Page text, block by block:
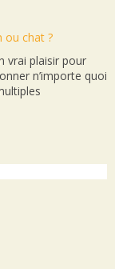
ou chat ?
vrai plaisir pour
n’importe quoi